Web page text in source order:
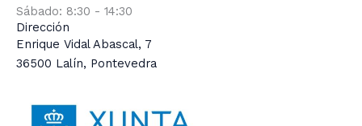
Sábado: 8:30 - 14:30
Dirección
Enrique Vidal Abascal, 7
36500 Lalín, Pontevedra